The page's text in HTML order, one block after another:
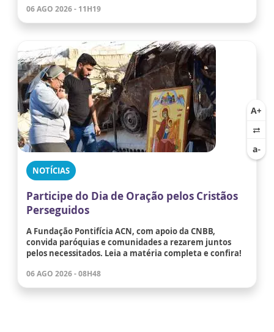
06 AGO 2026 - 11H19
NOTÍCIAS
Participe do Dia de Oração pelos Cristãos
Perseguidos
A Fundação Pontifícia ACN, com apoio da CNBB,
convida paróquias e comunidades a rezarem juntos
pelos necessitados. Leia a matéria completa e confira!
06 AGO 2026 - 08H48